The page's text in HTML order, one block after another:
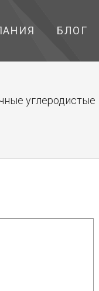
БЛОГ
углеродистые